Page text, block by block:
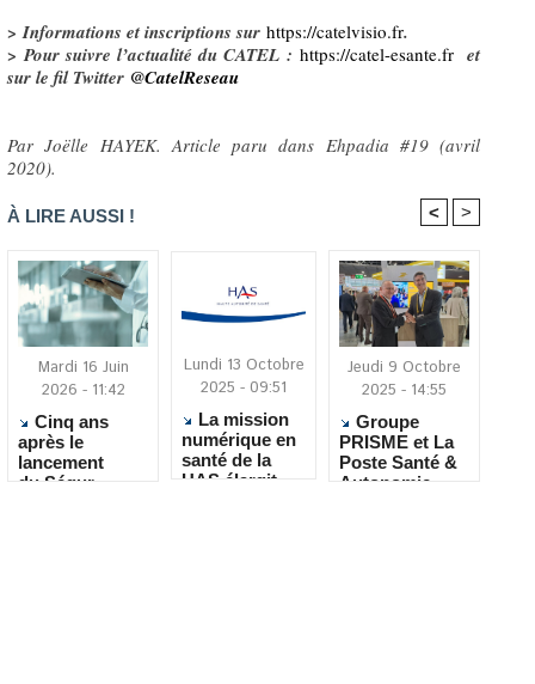
> Informations et inscriptions sur https://catelvisio.fr.
> Pour suivre l’actualité du CATEL : https://catel-esante.fr et
sur le fil Twitter @CatelReseau
Par Joëlle HAYEK. Article paru dans Ehpadia #19 (avril
2020).
À LIRE AUSSI ! < >
Mardi 16 Juin
2026 - 11:42
Cinq ans
après le
lancement
du Ségur
Lundi 13 Octobre
2025 - 09:51
La mission
numérique en
santé de la
HAS élargit
Jeudi 9 Octobre
2025 - 14:55
Groupe
PRISME et La
Poste Santé &
Autonomie